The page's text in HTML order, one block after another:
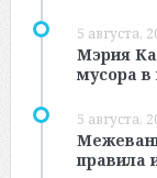
5 августа,
Мэрия
мусора в
5 августа,
правила